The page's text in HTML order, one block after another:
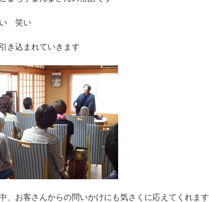
笑い
き込まれていきます
、お客さんからの問いかけにも気さくに応えてくれます